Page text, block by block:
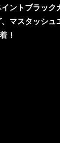
ントブラック
マスタッシュ
！